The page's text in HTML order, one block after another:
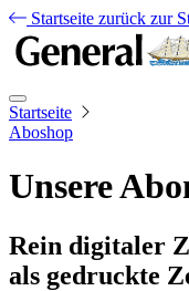
Startseite zurück zur
Startseite
Aboshop
Unsere
Rein digitaler
als gedruckte